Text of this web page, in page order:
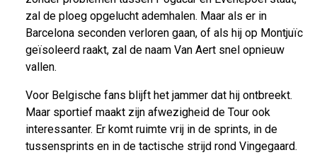
zal de ploeg opgelucht ademhalen. Maar als er in
Barcelona seconden verloren gaan, of als hij op Montjuïc
geïsoleerd raakt, zal de naam Van Aert snel opnieuw
vallen.
Voor Belgische fans blijft het jammer dat hij ontbreekt.
Maar sportief maakt zijn afwezigheid de Tour ook
interessanter. Er komt ruimte vrij in de sprints, in de
tussensprints en in de tactische strijd rond Vingegaard.